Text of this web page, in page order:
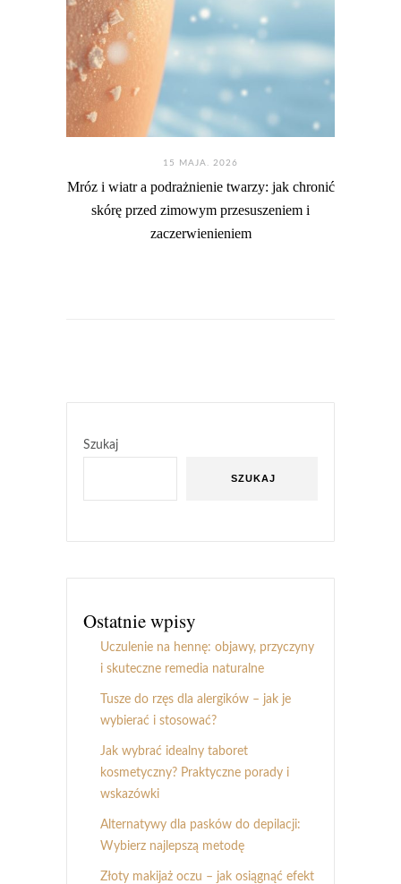
15 MAJA. 2026
Mróz i wiatr a podrażnienie twarzy: jak chronić
skórę przed zimowym przesuszeniem i
zaczerwienieniem
Szukaj
SZUKAJ
Ostatnie wpisy
Uczulenie na hennę: objawy, przyczyny
i skuteczne remedia naturalne
Tusze do rzęs dla alergików – jak je
wybierać i stosować?
Jak wybrać idealny taboret
kosmetyczny? Praktyczne porady i
wskazówki
Alternatywy dla pasków do depilacji:
Wybierz najlepszą metodę
Złoty makijaż oczu – jak osiągnąć efekt